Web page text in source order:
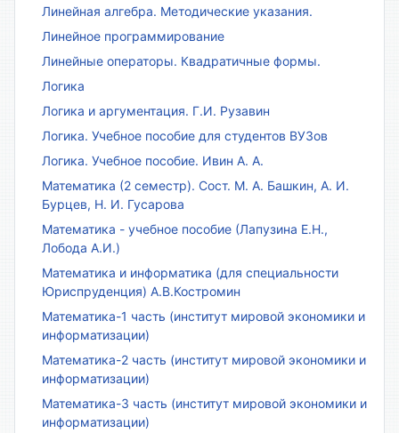
Линейная алгебра. Методические указания.
Линейное программирование
Линейные операторы. Квадратичные формы.
Логика
Логика и аргументация. Г.И. Рузавин
Логика. Учебное пособие для студентов ВУЗов
Логика. Учебное пособие. Ивин А. А.
Математика (2 семестр). Сост. М. А. Башкин, А. И.
Бурцев, Н. И. Гусарова
Математика - учебное пособие (Лапузина Е.Н.,
Лобода А.И.)
Математика и информатика (для специальности
Юриспруденция) А.В.Костромин
Математика-1 часть (институт мировой экономики и
информатизации)
Математика-2 часть (институт мировой экономики и
информатизации)
Математика-3 часть (институт мировой экономики и
информатизации)